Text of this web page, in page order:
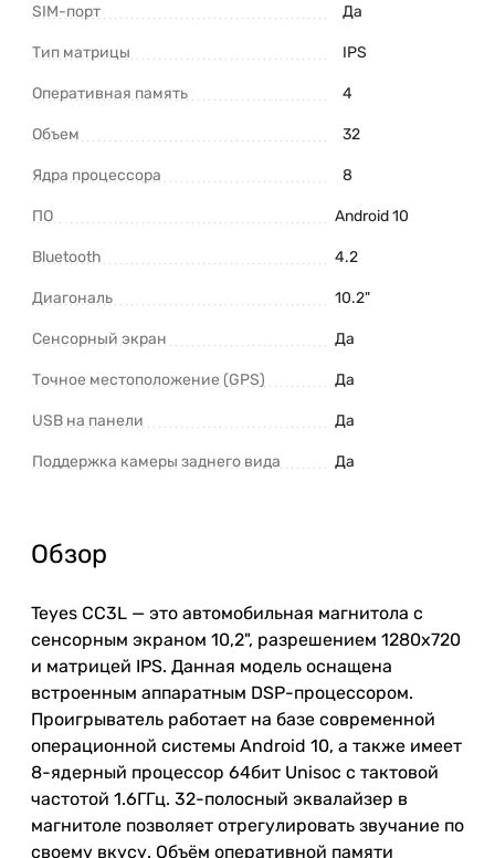
SIM-порт Да
Тип матрицы IPS
Оперативная память 4
Объем 32
Ядра процессора 8
ПО Android 10
Bluetooth 4.2
Диагональ 10.2"
Сенсорный экран Да
Точное местоположение (GPS) Да
USB на панели Да
Поддержка камеры заднего вида Да
Обзор
Teyes CC3L — это автомобильная магнитола с
сенсорным экраном 10,2", разрешением 1280x720
и матрицей IPS. Данная модель оснащена
встроенным аппаратным DSP-процессором.
Проигрыватель работает на базе современной
операционной системы Android 10, а также имеет
8-ядерный процессор 64бит Unisoc с тактовой
частотой 1.6ГГц. 32-полосный эквалайзер в
магнитоле позволяет отрегулировать звучание по
своему вкусу. Объём оперативной памяти